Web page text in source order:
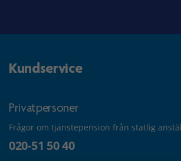
Kundservice
Privatpersoner
Frågor om tjänstepension från statlig
020-51 50 40